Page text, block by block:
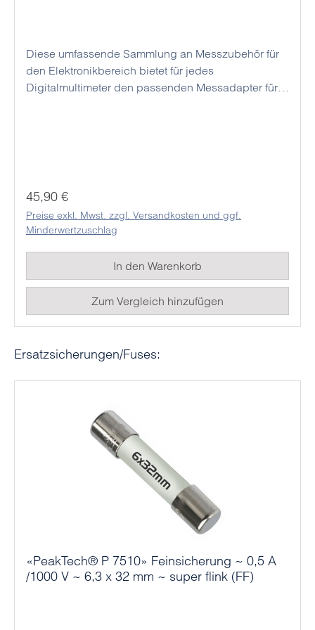
Diese umfassende Sammlung an Messzubehör für
den Elektronikbereich bietet für jedes
Digitalmultimeter den passenden Messadapter für
gewählt, welcher auch starken Beanspruchungen
standhält.
Regulärer Preis:
45,90 €
Preise exkl. Mwst. zzgl. Versandkosten und ggf.
Minderwertzuschlag
In den Warenkorb
Zum Vergleich hinzufügen
Produktgalerie überspringen
Ersatzsicherungen/Fuses:
«PeakTech® P 7510» Feinsicherung ~ 0,5 A
/1000 V ~ 6,3 x 32 mm ~ super flink (FF)